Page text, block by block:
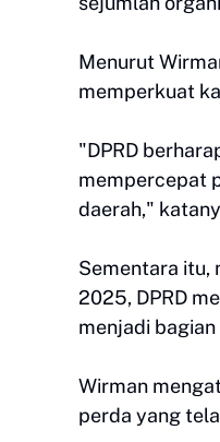
Menurut
memperkuat
"DPRD
mempercepat
daerah,"
Sementara itu,
2025, DPRD
menjadi
Wirman
perda yang